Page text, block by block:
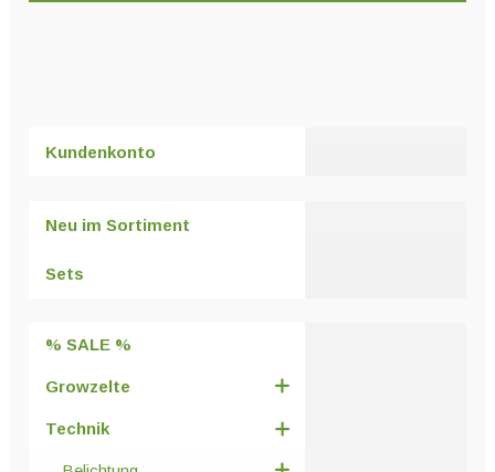
auf.
auf
gewählt
werden
Kundenkonto
Neu im Sortiment
Sets
% SALE %
Growzelte
Technik